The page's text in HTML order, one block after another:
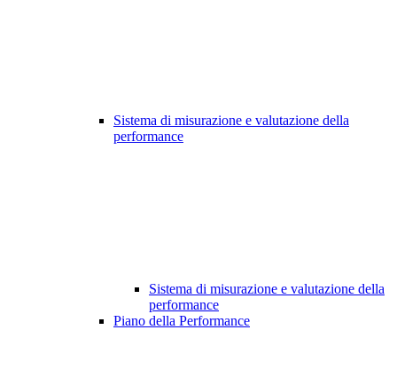
Sistema di misurazione e valutazione della
performance
Sistema di misurazione e valutazione della
performance
Piano della Performance